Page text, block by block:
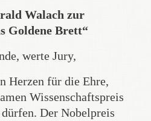
Walach zur
Goldene Brett“
werte Jury,
Herzen für die Ehre,
Wissenschaftspreis
Der Nobelpreis